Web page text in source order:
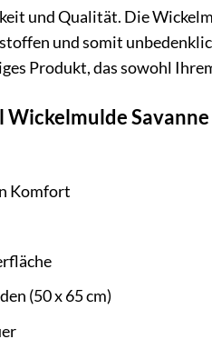
und Qualität. Die
und somit
Produkt, das sowohl
Komfort
(50 x 65 cm)